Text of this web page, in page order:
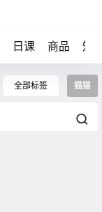
日课 商品 知
全部标签 猫猫